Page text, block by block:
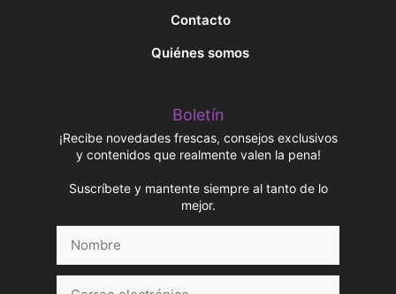
Contacto
Quiénes somos
Boletín
¡Recibe novedades frescas, consejos exclusivos
y contenidos que realmente valen la pena!
Suscríbete y mantente siempre al tanto de lo
mejor.